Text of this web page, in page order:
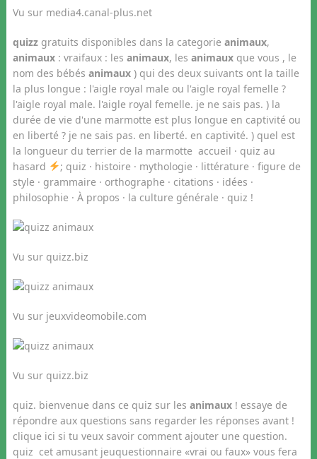
Vu sur media4.canal-plus.net
quizzgratuits disponibles dans la categorie animaux,
animaux: vraifaux : les animaux, les animauxque vous , le
nom des bébés animaux) qui des deux suivants ont la taille
la plus longue : l'aigle royal male ou l'aigle royal femelle ?
l'aigle royal male. l'aigle royal femelle. je ne sais pas. ) la
durée de vie d'une marmotte est plus longue en captivité ou
en liberté ? je ne sais pas. en liberté. en captivité. ) quel est
la longueur du terrier de la marmotte accueil · quiz au
hasard
; quiz · histoire · mythologie · littérature · figure de
style · grammaire · orthographe · citations · idées ·
philosophie · À propos · la culture générale · quiz !
Vu sur quizz.biz
Vu sur jeuxvideomobile.com
Vu sur quizz.biz
quiz. bienvenue dans ce quiz sur les animaux! essaye de
répondre aux questions sans regarder les réponses avant !
clique ici si tu veux savoir comment ajouter une question.
quiz cet amusant jeuquestionnaire «vrai ou faux» vous fera